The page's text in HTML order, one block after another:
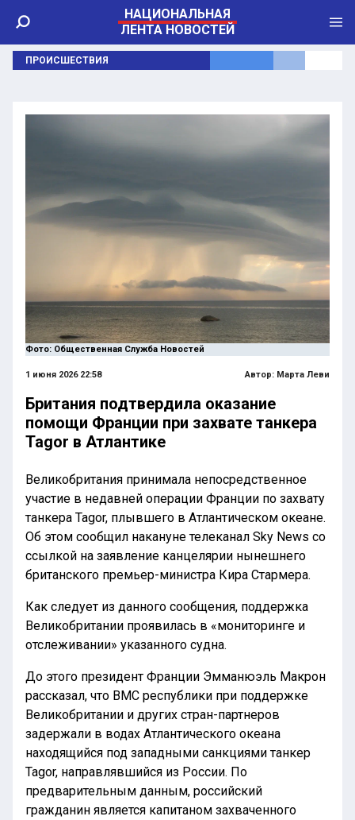
НАЦИОНАЛЬНАЯ
ЛЕНТА НОВОСТЕЙ
ПРОИСШЕСТВИЯ
Фото: Общественная Служба Новостей
1 июня 2026 22:58 Автор: Марта Леви
Британия подтвердила оказание
помощи Франции при захвате танкера
Tagor в Атлантике
Великобритания принимала непосредственное
участие в недавней операции Франции по захвату
танкера Tagor, плывшего в Атлантическом океане.
Об этом сообщил накануне телеканал Sky News со
ссылкой на заявление канцелярии нынешнего
британского премьер-министра Кира Стармера.
Как следует из данного сообщения, поддержка
Великобритании проявилась в «мониторинге и
отслеживании» указанного судна.
До этого президент Франции Эмманюэль Макрон
рассказал, что ВМС республики при поддержке
Великобритании и других стран-партнеров
задержали в водах Атлантического океана
находящийся под западными санкциями танкер
Tagor, направлявшийся из России. По
предварительным данным, российский
гражданин является капитаном захваченного